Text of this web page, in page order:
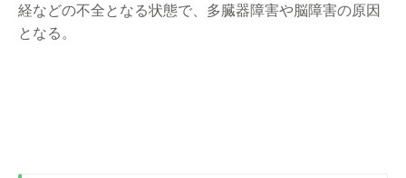
経などの不全となる状態で、多臓器障害や脳障害の原因
となる。